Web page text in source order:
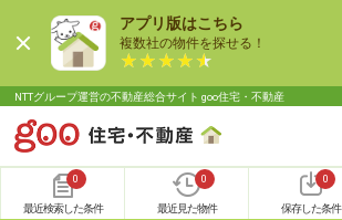
アプリ版はこちら
複数社の物件を探せる！
NTTグループ運営の不動産総合サイト goo住宅・不動産
0
最近検索した条件
0
最近見た物件
0
保存した条件